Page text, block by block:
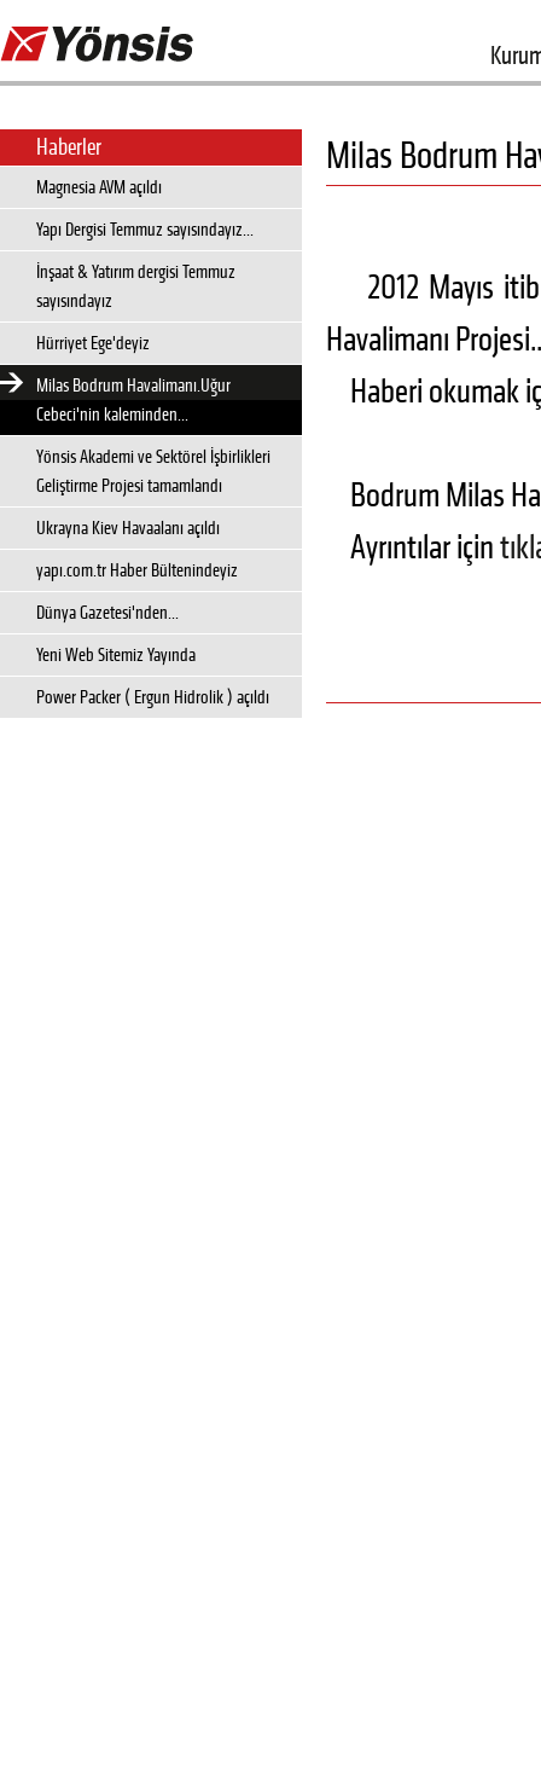
Haberler
Magnesia AVM açıldı
Yapı Dergisi Temmuz sayısındayız...
İnşaat & Yatırım dergisi Temmuz
sayısındayız
Hürriyet Ege'deyiz
Milas Bodrum Havalimanı.Uğur
Cebeci'nin kaleminden...
Yönsis Akademi ve Sektörel İşbirlikleri
Geliştirme Projesi tamamlandı
Ukrayna Kiev Havaalanı açıldı
yapı.com.tr Haber Bültenindeyiz
Dünya Gazetesi'nden...
Yeni Web Sitemiz Yayında
Power Packer ( Ergun Hidrolik ) açıldı
Milas Bodrum
2012 Mayıs
Havalimanı
Haberi okumak
Bodrum Milas
Ayrıntılar için